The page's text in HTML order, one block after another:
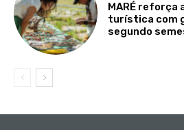
MARÉ reforça
turística com
segundo